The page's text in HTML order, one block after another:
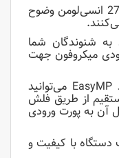
فناوری 3LCD اپسون و نور سفید 2700 انسی‌لومن وضوح
قدرتمند به شنوندگان شما
میکروفون جهت
با استفاده از قابلیت نمایش اسلاید EasyMP می‌توانید
از طریق فلش
آن به پورت ورودی
دستگاه با کیفیت و